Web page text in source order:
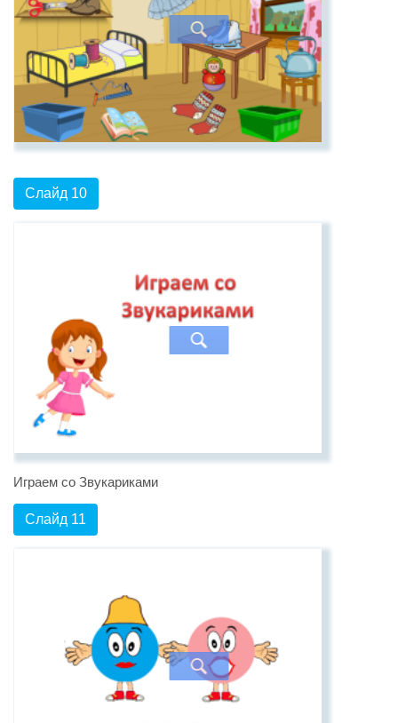
Слайд 10
Играем со Звукариками
Слайд 11